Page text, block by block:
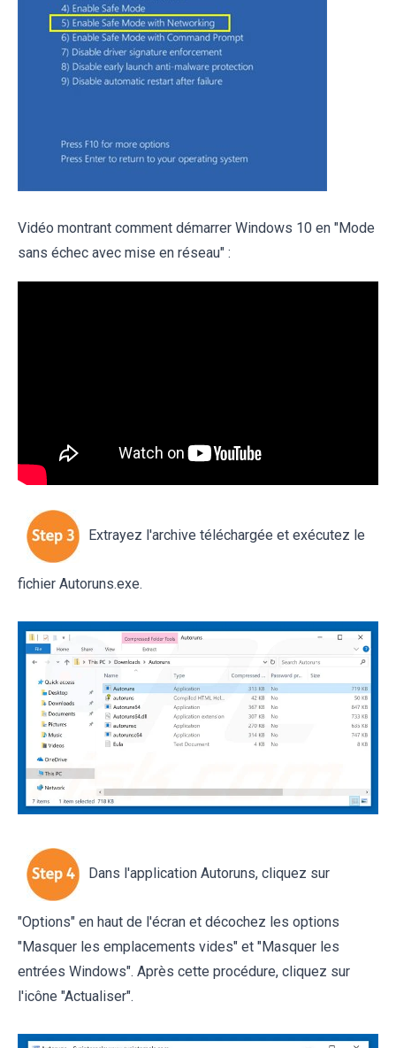
Vidéo montrant comment démarrer Windows 10 en "Mode
sans échec avec mise en réseau" :
Extrayez l'archive téléchargée et exécutez le
fichier Autoruns.exe.
Dans l'application Autoruns, cliquez sur
"Options" en haut de l'écran et décochez les options
"Masquer les emplacements vides" et "Masquer les
entrées Windows". Après cette procédure, cliquez sur
l'icône "Actualiser".